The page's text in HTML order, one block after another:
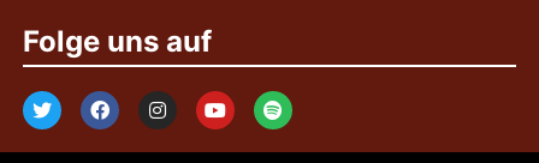
Folge uns auf